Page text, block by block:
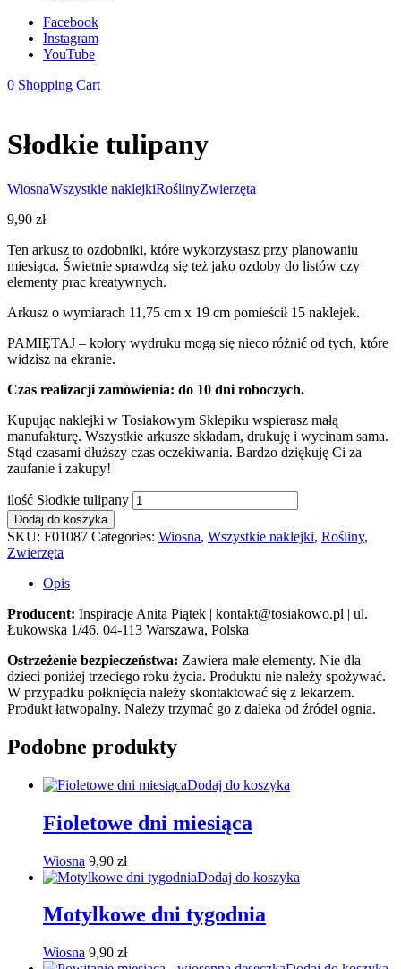
Facebook
Instagram
YouTube
0 Shopping Cart
Słodkie tulipany
WiosnaWszystkie naklejkiRoślinyZwierzęta
9,90 zł
Ten arkusz to ozdobniki, które wykorzystasz przy planowaniu
miesiąca. Świetnie sprawdzą się też jako ozdoby do listów czy
elementy prac kreatywnych.
Arkusz o wymiarach 11,75 cm x 19 cm pomieścił 15 naklejek.
PAMIĘTAJ – kolory wydruku mogą się nieco różnić od tych, które
widzisz na ekranie.
Czas realizacji zamówienia: do 10 dni roboczych.
Kupując naklejki w Tosiakowym Sklepiku wspierasz małą
manufakturę. Wszystkie arkusze składam, drukuję i wycinam sama.
Stąd czasami dłuższy czas oczekiwania. Bardzo dziękuję Ci za
zaufanie i zakupy!
ilość Słodkie tulipany
Dodaj do koszyka
SKU: F01087 Categories: Wiosna, Wszystkie naklejki, Rośliny,
Zwierzęta
Opis
Producent: Inspiracje Anita Piątek | kontakt@tosiakowo.pl | ul.
Łukowska 1/46, 04-113 Warszawa, Polska
Ostrzeżenie bezpieczeństwa: Zawiera małe elementy. Nie dla
dzieci poniżej trzeciego roku życia. Produktu nie należy spożywać.
W przypadku połknięcia należy skontaktować się z lekarzem.
Produkt łatwopalny. Należy trzymać go z daleka od źródeł ognia.
Podobne produkty
Dodaj do koszyka
Fioletowe dni miesiąca
Wiosna 9,90 zł
Dodaj do koszyka
Motylkowe dni tygodnia
Wiosna 9,90 zł